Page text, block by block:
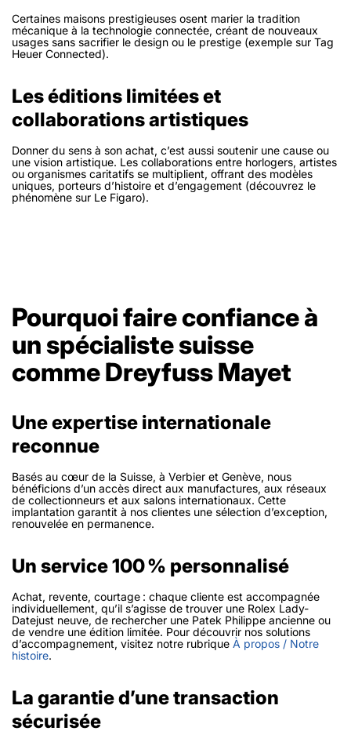
Certaines maisons prestigieuses osent marier la tradition
mécanique à la technologie connectée, créant de nouveaux
usages sans sacrifier le design ou le prestige (exemple sur Tag
Heuer Connected).
Les éditions limitées et
collaborations artistiques
Donner du sens à son achat, c’est aussi soutenir une cause ou
une vision artistique. Les collaborations entre horlogers, artistes
ou organismes caritatifs se multiplient, offrant des modèles
uniques, porteurs d’histoire et d’engagement (découvrez le
phénomène sur Le Figaro).
Pourquoi faire confiance à
un spécialiste suisse
comme Dreyfuss Mayet
Une expertise internationale
reconnue
Basés au cœur de la Suisse, à Verbier et Genève, nous
bénéficions d’un accès direct aux manufactures, aux réseaux
de collectionneurs et aux salons internationaux. Cette
implantation garantit à nos clientes une sélection d’exception,
renouvelée en permanence.
Un service 100 % personnalisé
Achat, revente, courtage : chaque cliente est accompagnée
individuellement, qu’il s’agisse de trouver une Rolex Lady-
Datejust neuve, de rechercher une Patek Philippe ancienne ou
de vendre une édition limitée. Pour découvrir nos solutions
d’accompagnement, visitez notre rubrique À propos / Notre
histoire.
La garantie d’une transaction
sécurisée